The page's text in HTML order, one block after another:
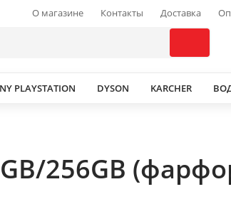
О магазине Контакты Доставка
PLAYSTATION DYSON KARCHER
256GB